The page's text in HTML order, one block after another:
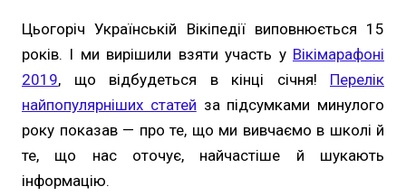
Цьогоріч Українській Вікіпедії виповнюється 15
років. І ми вирішили взяти участь у Вікімарафоні
2019, що відбудеться в кінці січня! Перелік
найпопулярніших статей за підсумками минулого
року показав — про те, що ми вивчаємо в школі й
те, що нас оточує, найчастіше й шукають
інформацію.